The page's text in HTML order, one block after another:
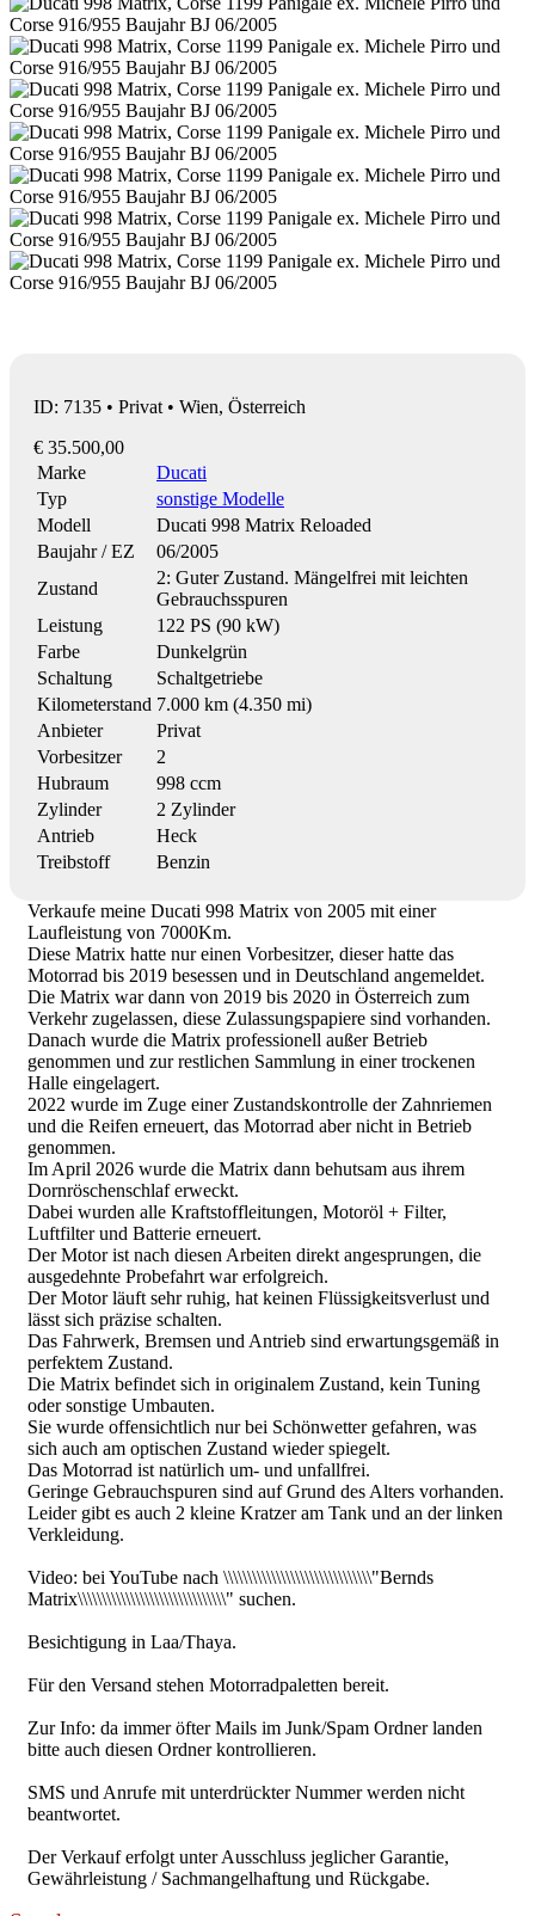
ID: 7135 • Privat • Wien, Österreich
€ 35.500,00
Marke
Ducati
Typ
sonstige Modelle
Modell
Ducati 998 Matrix Reloaded
Baujahr / EZ
06/2005
Zustand
2: Guter Zustand. Mängelfrei mit leichten
Gebrauchsspuren
Leistung
122 PS (90 kW)
Farbe
Dunkelgrün
Schaltung
Schaltgetriebe
Kilometerstand 7.000 km (4.350 mi)
Anbieter
Privat
Vorbesitzer
2
Hubraum
998 ccm
Zylinder
2 Zylinder
Antrieb
Heck
Treibstoff
Benzin
Verkaufe meine Ducati 998 Matrix von 2005 mit einer
Laufleistung von 7000Km.
Diese Matrix hatte nur einen Vorbesitzer, dieser hatte das
Motorrad bis 2019 besessen und in Deutschland angemeldet.
Die Matrix war dann von 2019 bis 2020 in Österreich zum
Verkehr zugelassen, diese Zulassungspapiere sind vorhanden.
Danach wurde die Matrix professionell außer Betrieb
genommen und zur restlichen Sammlung in einer trockenen
Halle eingelagert.
2022 wurde im Zuge einer Zustandskontrolle der Zahnriemen
und die Reifen erneuert, das Motorrad aber nicht in Betrieb
genommen.
Im April 2026 wurde die Matrix dann behutsam aus ihrem
Dornröschenschlaf erweckt.
Dabei wurden alle Kraftstoffleitungen, Motoröl + Filter,
Luftfilter und Batterie erneuert.
Der Motor ist nach diesen Arbeiten direkt angesprungen, die
ausgedehnte Probefahrt war erfolgreich.
Der Motor läuft sehr ruhig, hat keinen Flüssigkeitsverlust und
lässt sich präzise schalten.
Das Fahrwerk, Bremsen und Antrieb sind erwartungsgemäß in
perfektem Zustand.
Die Matrix befindet sich in originalem Zustand, kein Tuning
oder sonstige Umbauten.
Sie wurde offensichtlich nur bei Schönwetter gefahren, was
sich auch am optischen Zustand wieder spiegelt.
Das Motorrad ist natürlich um- und unfallfrei.
Geringe Gebrauchspuren sind auf Grund des Alters vorhanden.
Leider gibt es auch 2 kleine Kratzer am Tank und an der linken
Verkleidung.
Video: bei YouTube nach \\\\\\\\\\\\\\\\\\\\\\\\\\\\\\\"Bernds
Matrix\\\\\\\\\\\\\\\\\\\\\\\\\\\\\\\" suchen.
Besichtigung in Laa/Thaya.
Für den Versand stehen Motorradpaletten bereit.
Zur Info: da immer öfter Mails im Junk/Spam Ordner landen
bitte auch diesen Ordner kontrollieren.
SMS und Anrufe mit unterdrückter Nummer werden nicht
beantwortet.
Der Verkauf erfolgt unter Ausschluss jeglicher Garantie,
Gewährleistung / Sachmangelhaftung und Rückgabe.